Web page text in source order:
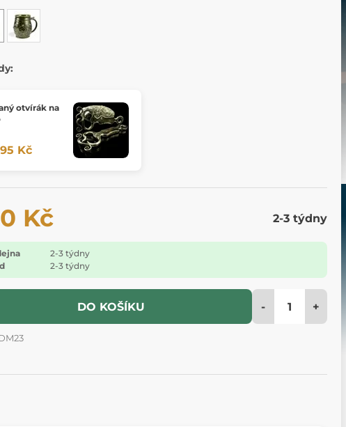
otvírák na
Kč
Kč 2-3 týdny
2-3 týdny
2-3 týdny
DO KOŠÍKU - +